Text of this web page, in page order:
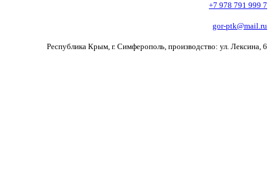
+7 978 791 999 7
gor-ptk@mail.ru
Республика Крым, г. Симферополь, производство: ул. Лексина, 6